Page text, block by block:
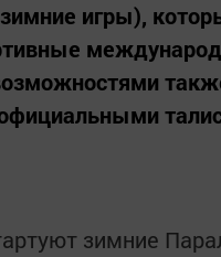
игры),
зимние